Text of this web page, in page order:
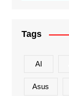
Tags
AI
Asus